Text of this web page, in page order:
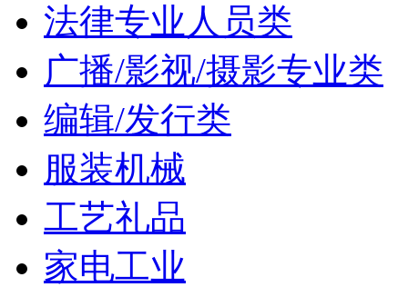
法律专业人员类
广播/影视/摄影专业类
编辑/发行类
服装机械
工艺礼品
家电工业